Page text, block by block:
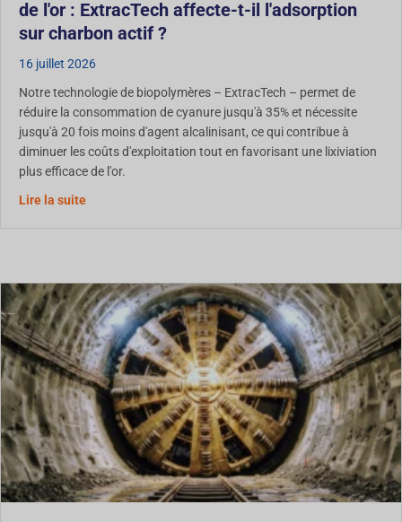
de l'or : ExtracTech affecte-t-il l'adsorption
sur charbon actif ?
16 juillet 2026
Notre technologie de biopolymères – ExtracTech – permet de
réduire la consommation de cyanure jusqu'à 35% et nécessite
jusqu'à 20 fois moins d'agent alcalinisant, ce qui contribue à
diminuer les coûts d'exploitation tout en favorisant une lixiviation
plus efficace de l'or.
Lire la suiteUtilisation des biopolymères dans la lixiviation de l'or